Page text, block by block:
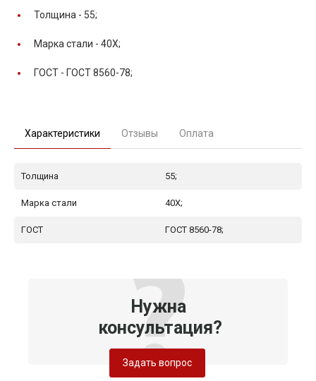
Толщина - 55;
Марка стали - 40Х;
ГОСТ - ГОСТ 8560-78;
Характеристики Отзывы Оплата
Толщина 55;
Марка стали 40Х;
ГОСТ ГОСТ 8560-78;
Нужна
консультация?
Задать вопрос